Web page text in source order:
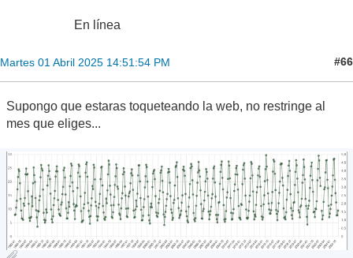
En línea
Martes 01 Abril 2025 14:51:54 PM #66
Supongo que estaras toqueteando la web, no restringe al
mes que eliges...